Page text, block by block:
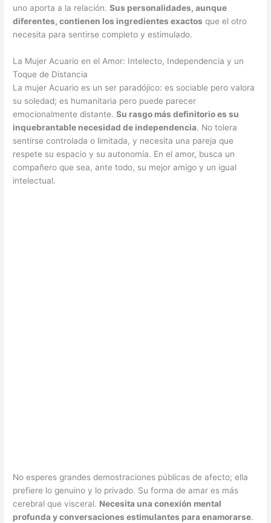
uno aporta a la relación.Sus personalidades, aunque
diferentes, contienen los ingredientes exactos que el otro
necesita para sentirse completo y estimulado.
La Mujer Acuario en el Amor: Intelecto, Independencia y un
Toque de Distancia
La mujer Acuario es un ser paradójico: es sociable pero valora
su soledad; es humanitaria pero puede parecer
emocionalmente distante.Su rasgo más definitorio es su
inquebrantable necesidad de independencia. No tolera
sentirse controlada o limitada, y necesita una pareja que
respete su espacio y su autonomía. En el amor, busca un
compañero que sea, ante todo, su mejor amigo y un igual
intelectual.
No esperes grandes demostraciones públicas de afecto; ella
prefiere lo genuino y lo privado. Su forma de amar es más
cerebral que visceral. Necesita una conexión mental
profunda y conversaciones estimulantes para enamorarse.